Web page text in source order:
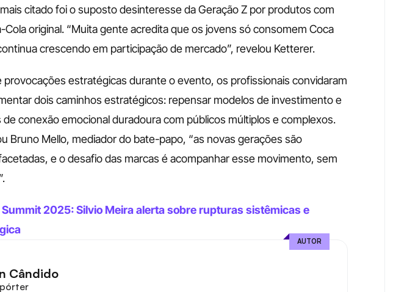
citado foi o suposto desinteresse da Geração Z por produtos com
Cola original. “Muita gente acredita que os jovens só consomem Coca
crescendo em participação de mercado”, revelou Ketterer.
provocações estratégicas durante o evento, os profissionais convidaram
dois caminhos estratégicos: repensar modelos de investimento e
de conexão emocional duradoura com públicos múltiplos e complexos.
Bruno Mello, mediador do bate-papo, “as novas gerações são
e o desafio das marcas é acompanhar esse movimento, sem
Summit 2025: Silvio Meira alerta sobre rupturas sistêmicas e
Cândido
AUTOR